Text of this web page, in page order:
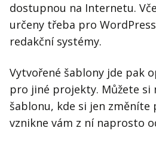
dostupnou na Internetu.
určeny třeba pro
redakční systémy.
Vytvořené šablony jde pak
pro jiné projekty. Můžete si
šablonu, kde si jen změníte
vznikne vám z ní naprosto